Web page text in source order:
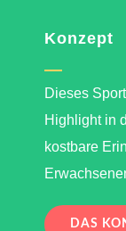
Konzept
Dieses
Highlight in
kostbare
DAS